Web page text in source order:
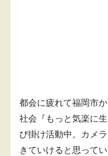
都会に疲れて福岡市
社会『もっと気楽に
び掛け活動中。カメ
きていけると思ってい